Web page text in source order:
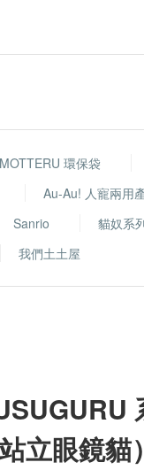
MOTTERU 環保袋
Au-Au! 人寵兩用
Sanrio 貓奴系
我們土土屋
站立眼鏡貓）